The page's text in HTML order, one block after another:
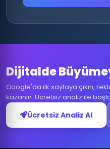
Dijitalde
Google'da ilk sayfaya çıkın,
kazanın. Ücretsiz analiz ile
Ücretsiz Analiz Al